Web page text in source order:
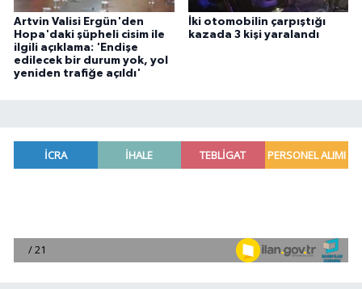
Artvin Valisi Ergün'den
Hopa'daki şüpheli cisim ile
ilgili açıklama: 'Endişe
edilecek bir durum yok, yol
yeniden trafiğe açıldı'
İki otomobilin çarpıştığı
kazada 3 kişi yaralandı